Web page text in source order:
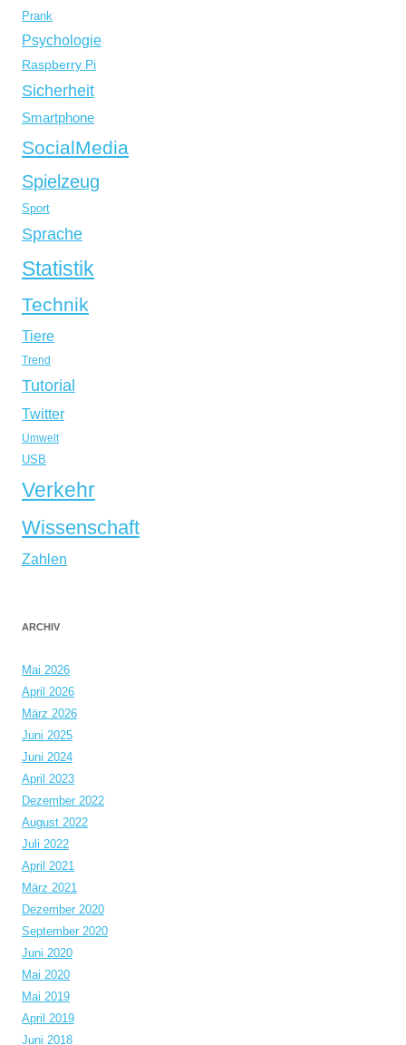
Prank
Psychologie
Raspberry Pi
Sicherheit
Smartphone
SocialMedia
Spielzeug
Sport
Sprache
Statistik
Technik
Tiere
Trend
Tutorial
Twitter
Umwelt
USB
Verkehr
Wissenschaft
Zahlen
ARCHIV
Mai 2026
April 2026
März 2026
Juni 2025
Juni 2024
April 2023
Dezember 2022
August 2022
Juli 2022
April 2021
März 2021
Dezember 2020
September 2020
Juni 2020
Mai 2020
Mai 2019
April 2019
Juni 2018